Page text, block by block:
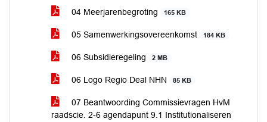
04 Meerjarenbegroting 165 KB
05 Samenwerkingsovereenkomst 184 KB
06 Subsidieregeling 2 MB
06 Logo Regio Deal NHN 85 KB
07 Beantwoording Commissievragen HvM
raadscie. 2-6 agendapunt 9.1 Institutionaliseren